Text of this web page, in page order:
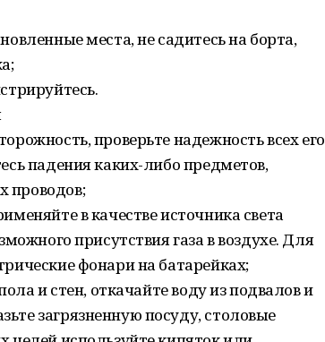
места, не садитесь на борта,
проверьте надежность всех его
падения каких-либо предметов,
проводов;
в качестве источника света
присутствия газа в воздухе. Для
фонари на батарейках;
и стен, откачайте воду из подвалов и
загрязненную посуду, столовые